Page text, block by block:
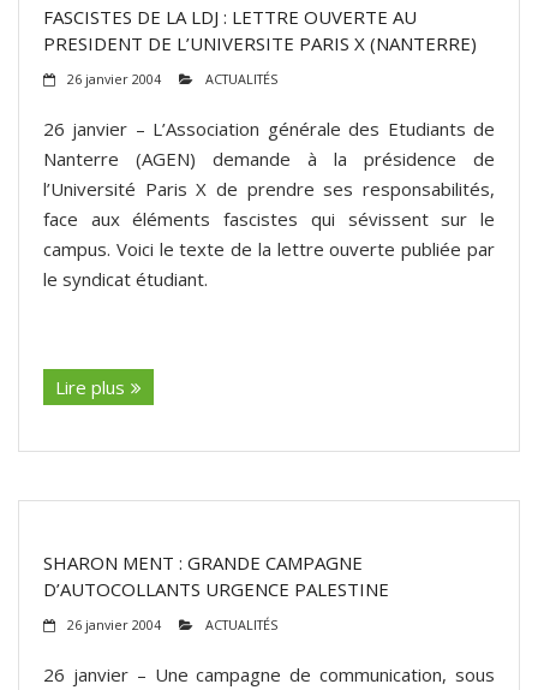
FASCISTES DE LA LDJ : LETTRE OUVERTE AU
PRESIDENT DE L’UNIVERSITE PARIS X (NANTERRE)
26 janvier 2004 ACTUALITÉS
26 janvier – L’Association générale des Etudiants de
Nanterre (AGEN) demande à la présidence de
l’Université Paris X de prendre ses responsabilités,
face aux éléments fascistes qui sévissent sur le
campus. Voici le texte de la lettre ouverte publiée par
le syndicat étudiant.
Lire plus
SHARON MENT : GRANDE CAMPAGNE
D’AUTOCOLLANTS URGENCE PALESTINE
26 janvier 2004 ACTUALITÉS
26 janvier – Une campagne de communication, sous